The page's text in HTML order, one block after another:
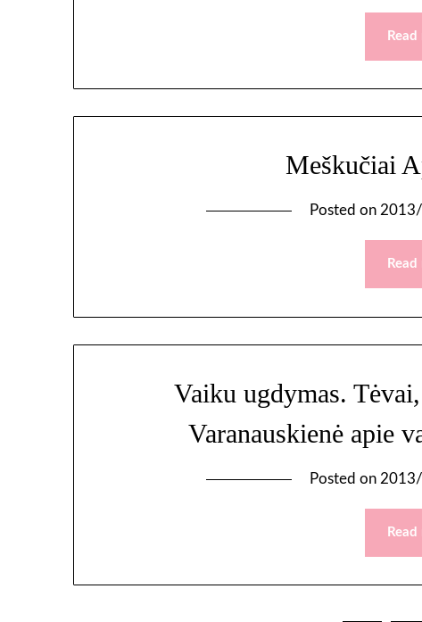
Meškučiai
Posted on
Vaiku ugdymas.
Varanauskienė apie
Posted on